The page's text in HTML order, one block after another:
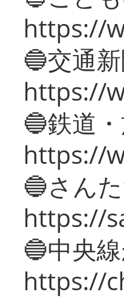
https://
🔵交通
https://
🔵鉄道
https://
🔵さん
https://
🔵中央
https://